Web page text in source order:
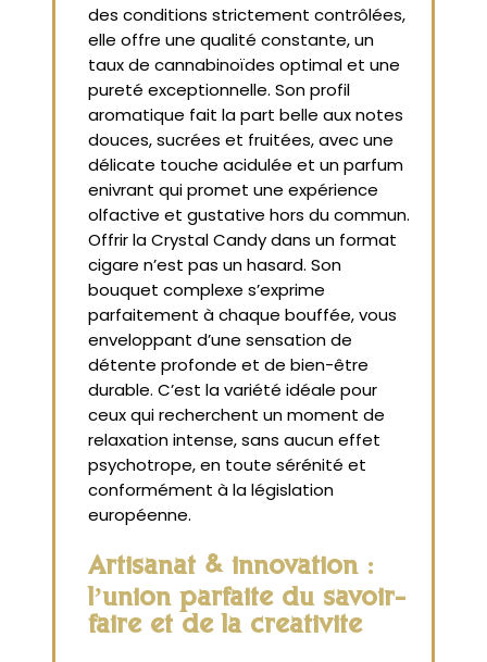
des conditions strictement contrôlées,
elle offre une qualité constante, un
taux de cannabinoïdes optimal et une
pureté exceptionnelle. Son profil
aromatique fait la part belle aux notes
douces, sucrées et fruitées, avec une
délicate touche acidulée et un parfum
enivrant qui promet une expérience
olfactive et gustative hors du commun.
Offrir la Crystal Candy dans un format
cigare n’est pas un hasard. Son
bouquet complexe s’exprime
parfaitement à chaque bouffée, vous
enveloppant d’une sensation de
détente profonde et de bien-être
durable. C’est la variété idéale pour
ceux qui recherchent un moment de
relaxation intense, sans aucun effet
psychotrope, en toute sérénité et
conformément à la législation
européenne.
Artisanat & innovation :
l’union parfaite du savoir-
faire et de la créativité